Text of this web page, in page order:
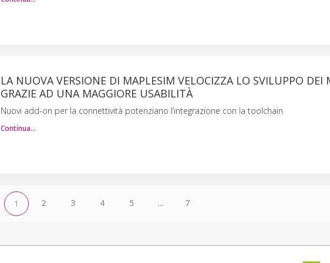
LA NUOVA VERSIONE DI MAPLESIM VELOCIZZA LO SVILUPPO DEI
GRAZIE AD UNA MAGGIORE USABILITÀ
Nuovi add-on per la connettività potenziano l’integrazione con la toolchain
Continua…
1 2 3 4 5 ... 7